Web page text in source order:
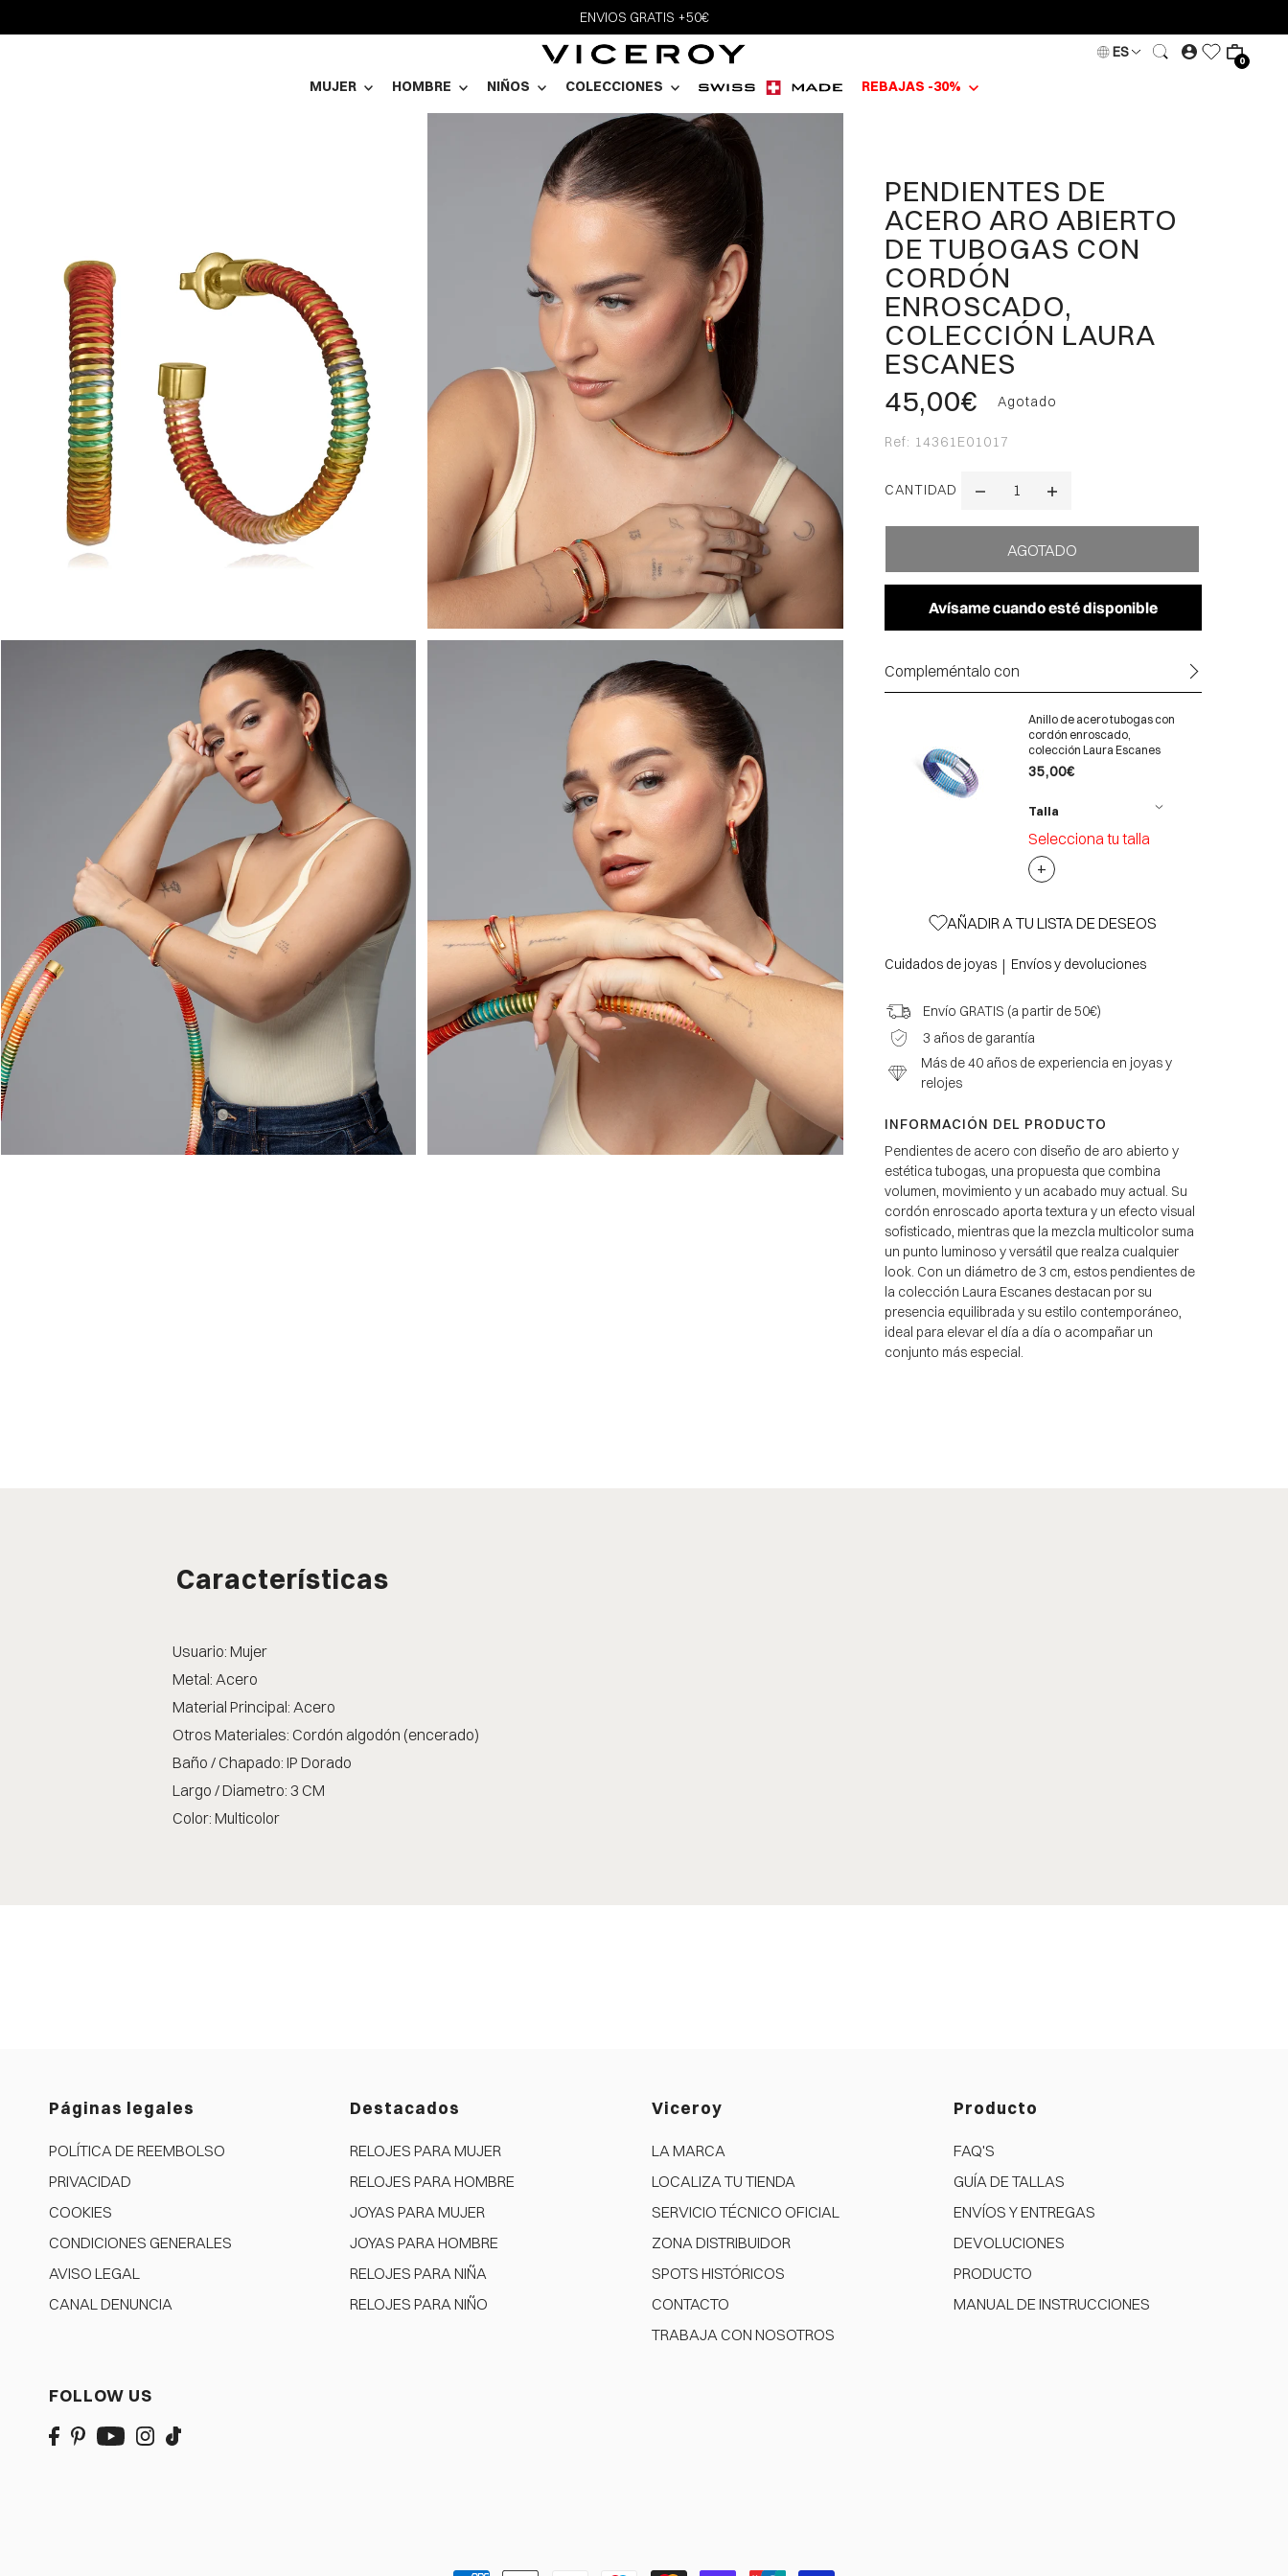
ENVIOS GRATIS +50€
ES
0
MUJER HOMBRE NIÑOS COLECCIONES REBAJAS -30%
PENDIENTES DE
ACERO ARO ABIERTO
DE TUBOGAS CON
CORDÓN
ENROSCADO,
COLECCIÓN LAURA
ESCANES
45,00€
Agotado
Ref: 14361E01017
CANTIDAD
Avísame cuando esté disponible
Compleméntalo con
Anillo de acero tubogas con
cordón enroscado,
colección Laura Escanes
35,00€
Talla
Selecciona tu talla
+
AÑADIR A TU LISTA DE DESEOS
Cuidados de joyas| Envíos y devoluciones
Envío GRATIS (a partir de 50€)
3 años de garantía
Más de 40 años de experiencia en joyas y
relojes
INFORMACIÓN DEL PRODUCTO
Pendientes de acero con diseño de aro abierto y
estética tubogas, una propuesta que combina
volumen, movimiento y un acabado muy actual. Su
cordón enroscado aporta textura y un efecto visual
sofisticado, mientras que la mezcla multicolor suma
un punto luminoso y versátil que realza cualquier
look. Con un diámetro de 3 cm, estos pendientes de
la colección Laura Escanes destacan por su
presencia equilibrada y su estilo contemporáneo,
ideal para elevar el día a día o acompañar un
conjunto más especial.
Características
Usuario: Mujer
Metal: Acero
Material Principal: Acero
Otros Materiales: Cordón algodón (encerado)
Baño / Chapado: IP Dorado
Largo / Diametro: 3 CM
Color: Multicolor
Páginas legales
POLÍTICA DE REEMBOLSO
PRIVACIDAD
COOKIES
CONDICIONES GENERALES
AVISO LEGAL
CANAL DENUNCIA
Destacados
RELOJES PARA MUJER
RELOJES PARA HOMBRE
JOYAS PARA MUJER
JOYAS PARA HOMBRE
RELOJES PARA NIÑA
RELOJES PARA NIÑO
Viceroy
LA MARCA
LOCALIZA TU TIENDA
SERVICIO TÉCNICO OFICIAL
ZONA DISTRIBUIDOR
SPOTS HISTÓRICOS
CONTACTO
TRABAJA CON NOSOTROS
Producto
FAQ'S
GUÍA DE TALLAS
ENVÍOS Y ENTREGAS
DEVOLUCIONES
PRODUCTO
MANUAL DE INSTRUCCIONES
FOLLOW US